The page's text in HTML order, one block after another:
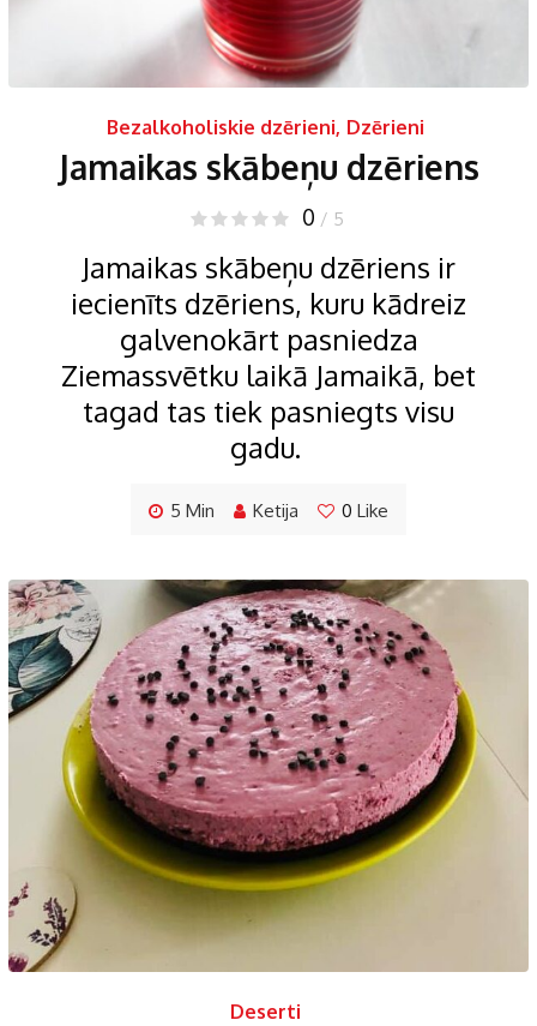
Bezalkoholiskie dzērieni, Dzērieni
Jamaikas skābeņu dzēriens
0 / 5
Jamaikas skābeņu dzēriens ir
iecienīts dzēriens, kuru kādreiz
galvenokārt pasniedza
Ziemassvētku laikā Jamaikā, bet
tagad tas tiek pasniegts visu
gadu.
5 Min Ketija 0 Like
Deserti